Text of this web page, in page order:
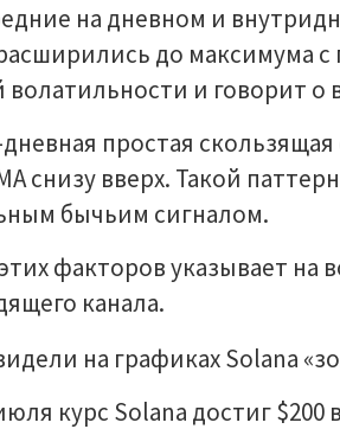
на дневном и
до максимума с
волатильности и говорит о
простая
снизу вверх. Такой
бычьим сигналом.
факторов указывает на
канала.
курс Solana достиг